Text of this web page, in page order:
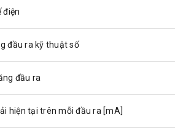
điện
đầu ra kỹ thuật số
đầu ra
hiện tại trên mỗi đầu ra [mA]